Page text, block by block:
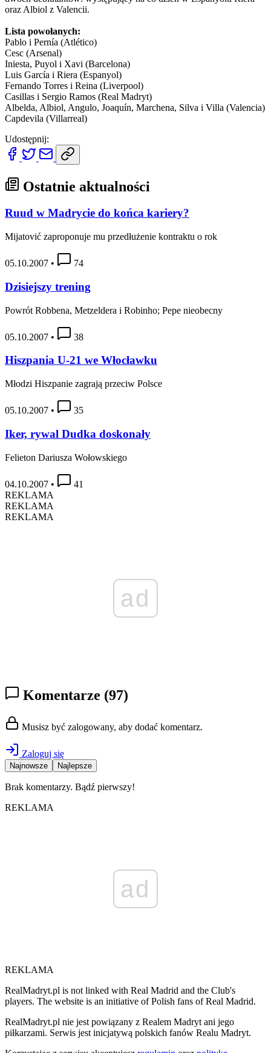
oraz Albiol z Valencii.
Lista powołanych:
Pablo i Pernía (Atlético)
Cesc (Arsenal)
Iniesta, Puyol i Xavi (Barcelona)
Luis García i Riera (Espanyol)
Fernando Torres i Reina (Liverpool)
Casillas i Sergio Ramos (Real Madryt)
Albelda, Albiol, Angulo, Joaquín, Marchena, Silva i Villa (Valencia)
Capdevila (Villarreal)
Udostępnij:
Ostatnie aktualności
Ruud w Madrycie do końca kariery?
Mijatović zaproponuje mu przedłużenie kontraktu o rok
05.10.2007 • 74
Dzisiejszy trening
Powrót Robbena, Metzeldera i Robinho; Pepe nieobecny
05.10.2007 • 38
Hiszpania U-21 we Włocławku
Młodzi Hiszpanie zagrają przeciw Polsce
05.10.2007 • 35
Iker, rywal Dudka doskonały
Felieton Dariusza Wołowskiego
04.10.2007 •
41
REKLAMA
REKLAMA
REKLAMA
ad
Komentarze (97)
Musisz być zalogowany, aby dodać komentarz.
Zaloguj się
Najnowsze Najlepsze
Brak komentarzy. Bądź pierwszy!
REKLAMA
ad
REKLAMA
RealMadryt.pl is not linked with Real Madrid and the Club's
players. The website is an initiative of Polish fans of Real Madrid.
RealMadryt.pl nie jest powiązany z Realem Madryt ani jego
piłkarzami. Serwis jest inicjatywą polskich fanów Realu Madryt.